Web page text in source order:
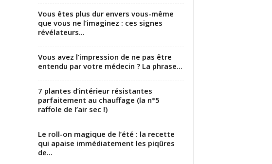
Vous êtes plus dur envers vous-même
que vous ne l’imaginez : ces signes
révélateurs...
Vous avez l’impression de ne pas être
entendu par votre médecin ? La phrase...
7 plantes d’intérieur résistantes
parfaitement au chauffage (la n°5
raffole de l’air sec !)
Le roll-on magique de l’été : la recette
qui apaise immédiatement les piqûres
de...